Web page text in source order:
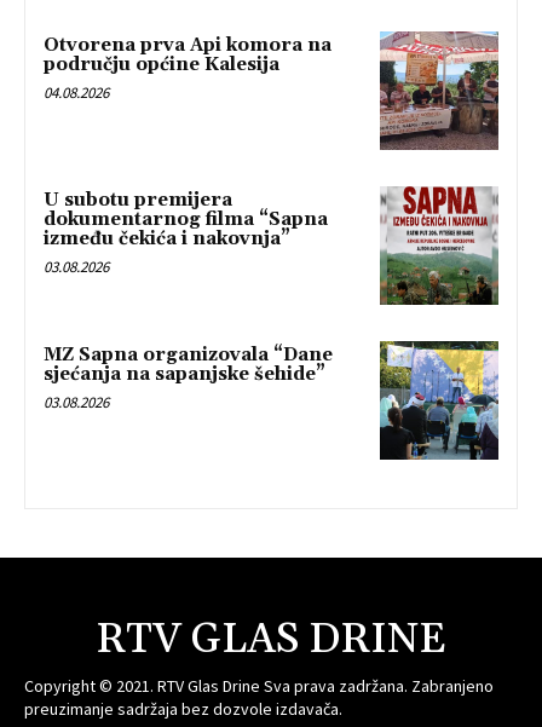
Otvorena prva Api komora na
području općine Kalesija
04.08.2026
U subotu premijera
dokumentarnog filma “Sapna
između čekića i nakovnja”
03.08.2026
MZ Sapna organizovala “Dane
sjećanja na sapanjske šehide”
03.08.2026
RTV GLAS DRINE
Copyright © 2021. RTV Glas Drine Sva prava zadržana. Zabranjeno
preuzimanje sadržaja bez dozvole izdavača.